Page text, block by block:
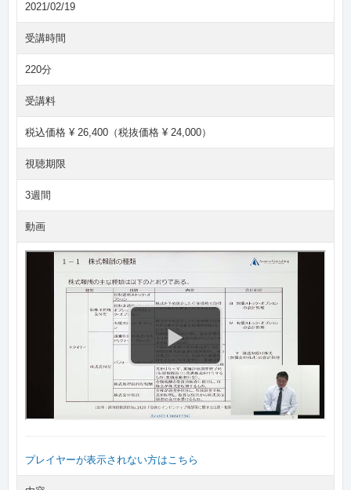
2021/02/19
受講時間
220分
受講料
税込価格 ¥ 26,400（税抜価格 ¥ 24,000）
視聴期限
3週間
動画
プレイヤーが表示されない方はこちら